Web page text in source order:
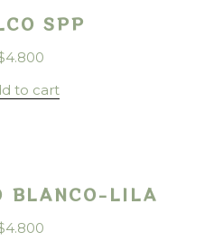
SPP
4.800
to cart
BLANCO-LILA
4.800